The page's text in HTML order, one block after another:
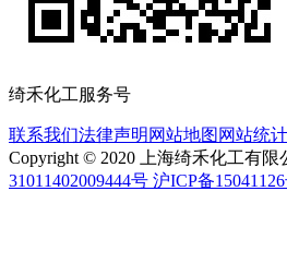
绮禾化工服务号
联系我们法律声明 网站地图 网站统计
Copyright © 2020 上海绮禾化工有限
31011402009444号 沪ICP备15041126